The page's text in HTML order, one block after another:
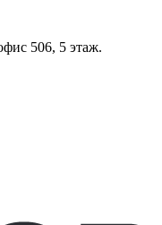
506, 5 этаж.